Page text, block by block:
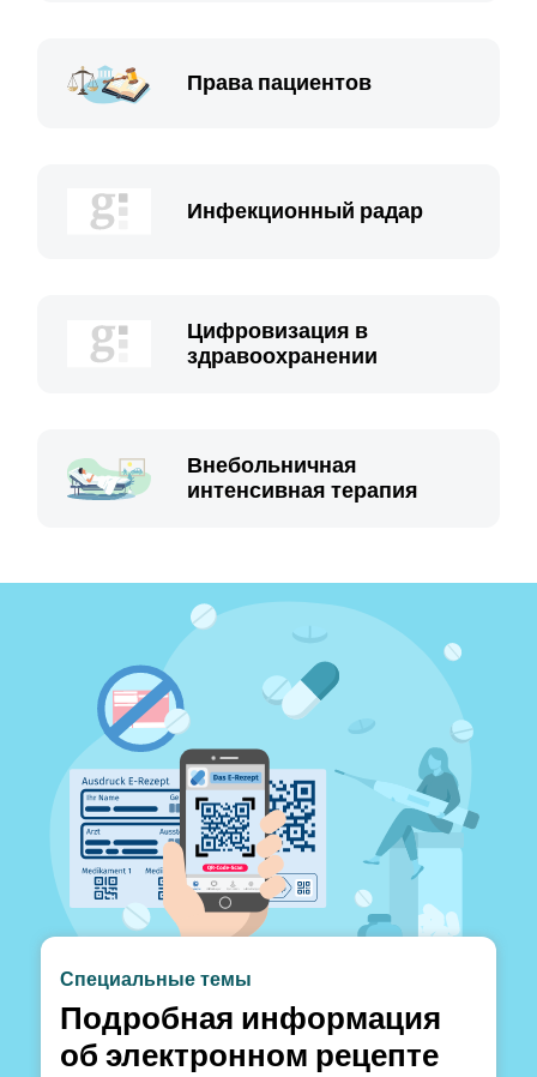
Права пациентов
Инфекционный радар
Цифровизация в
здравоохранении
Внебольничная
интенсивная терапия
Специальные темы
Подробная информация
об электронном рецепте